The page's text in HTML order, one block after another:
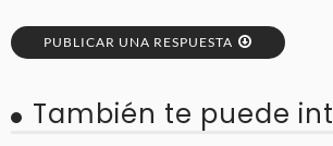
PUBLICAR UNA RESPUESTA
También te puede